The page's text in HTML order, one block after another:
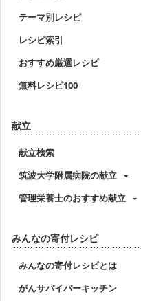
テーマ別レシピ
レシピ索引
おすすめ厳選レシピ
無料レシピ100
献立
献立検索
筑波大学附属病院の献立
管理栄養士のおすすめ献立
みんなの寄付レシピ
みんなの寄付レシピとは
がんサバイバーキッチン